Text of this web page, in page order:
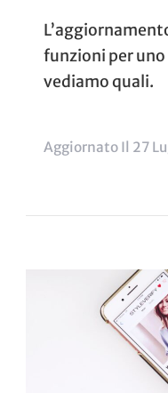
funzioni per
vediamo quali.
Aggiornato Il 27